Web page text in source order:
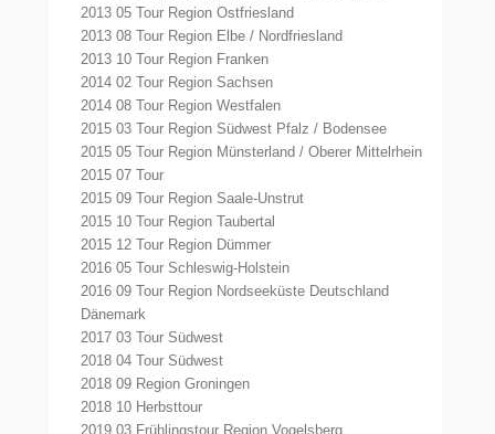
2013 05 Tour Region Ostfriesland
2013 08 Tour Region Elbe / Nordfriesland
2013 10 Tour Region Franken
2014 02 Tour Region Sachsen
2014 08 Tour Region Westfalen
2015 03 Tour Region Südwest Pfalz / Bodensee
2015 05 Tour Region Münsterland / Oberer Mittelrhein
2015 07 Tour
2015 09 Tour Region Saale-Unstrut
2015 10 Tour Region Taubertal
2015 12 Tour Region Dümmer
2016 05 Tour Schleswig-Holstein
2016 09 Tour Region Nordseeküste Deutschland
Dänemark
2017 03 Tour Südwest
2018 04 Tour Südwest
2018 09 Region Groningen
2018 10 Herbsttour
2019 03 Frühlingstour Region Vogelsberg